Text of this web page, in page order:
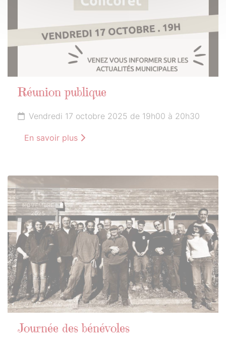
Réunion publique
Vendredi 17 octobre 2025 de 19h00 à 20h30
En savoir plus
15
NOVEMBRE
2025
Journée des bénévoles